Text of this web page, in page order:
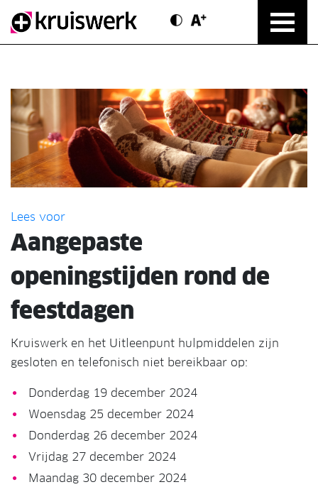
Direct door naar content
Contrast modus
Text vergroten
Lees voor
Aangepaste
openingstijden rond de
feestdagen
Kruiswerk en het Uitleenpunt hulpmiddelen zijn
gesloten en telefonisch niet bereikbaar op:
Donderdag 19 december 2024
Woensdag 25 december 2024
Donderdag 26 december 2024
Vrijdag 27 december 2024
Maandag 30 december 2024